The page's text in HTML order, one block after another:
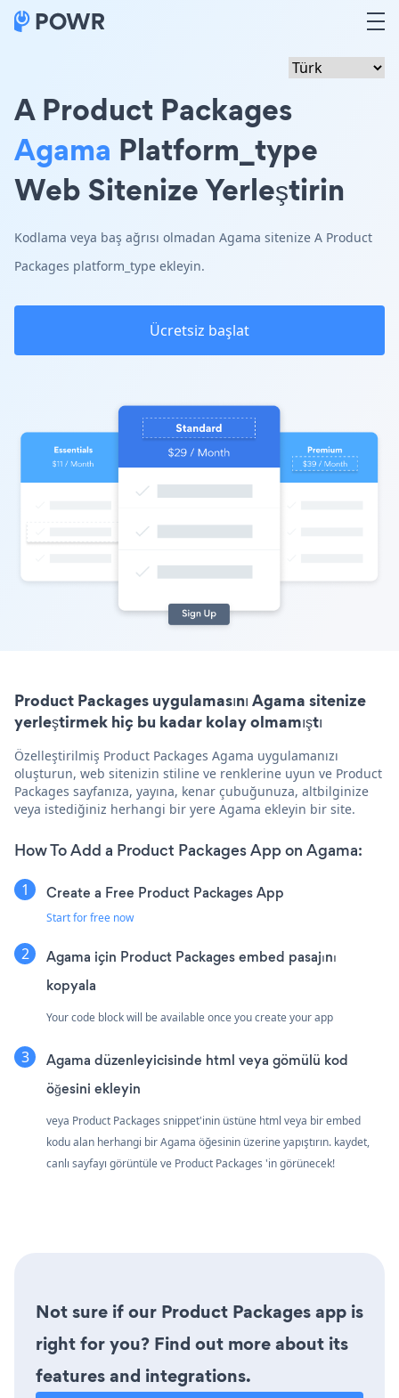
A Product Packages
Agama Platform_type
Web Sitenize Yerleştirin
Kodlama veya baş ağrısı olmadan Agama sitenize A Product
Packages platform_type ekleyin.
Ücretsiz başlat
Product Packages uygulamasını Agama sitenize
yerleştirmek hiç bu kadar kolay olmamıştı
Özelleştirilmiş Product Packages Agama uygulamanızı
oluşturun, web sitenizin stiline ve renklerine uyun ve Product
Packages sayfanıza, yayına, kenar çubuğunuza, altbilginize
veya istediğiniz herhangi bir yere Agama ekleyin bir site.
How To Add a Product Packages App on Agama:
Create a Free Product Packages App
Start for free now
Agama için Product Packages embed pasajını
kopyala
Your code block will be available once you create your app
Agama düzenleyicisinde html veya gömülü kod
öğesini ekleyin
veya Product Packages snippet'inin üstüne html veya bir embed
kodu alan herhangi bir Agama öğesinin üzerine yapıştırın. kaydet,
canlı sayfayı görüntüle ve Product Packages 'in görünecek!
Not sure if our Product Packages app is
right for you? Find out more about its
features and integrations.